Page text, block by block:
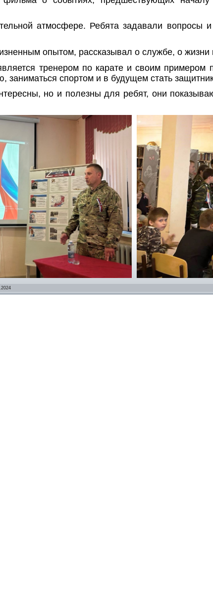
атмосфере. Ребята задавали вопросы
опытом, рассказывал о службе, о
тренером по карате и своим примером
заниматься спортом и в будущем стать
но и полезны для ребят, они